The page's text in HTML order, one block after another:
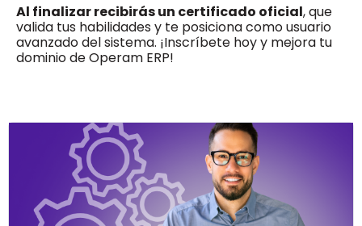
Al finalizar recibirás un certificado oficial, que
valida tus habilidades y te posiciona como usuario
avanzado del sistema. ¡Inscríbete hoy y mejora tu
dominio de Operam ERP!